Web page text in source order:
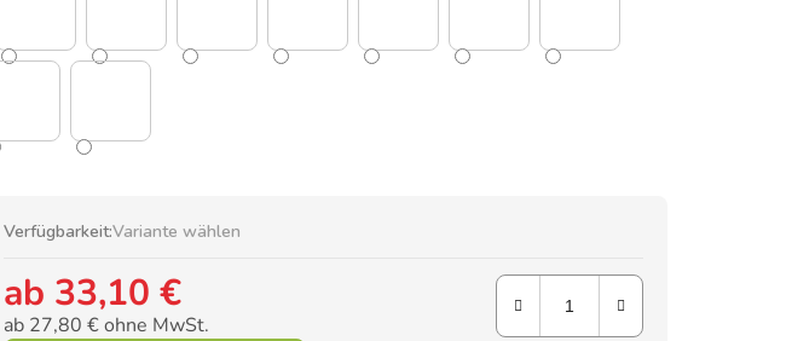
Verfügbarkeit:Variante wählen
ab 33,10 €
ab 27,80 €ohne MwSt.